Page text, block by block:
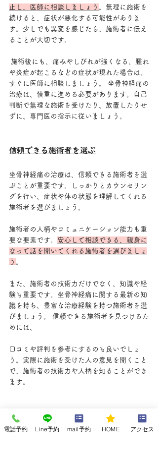
止し、医師に相談しましょう
。無理に施術を
続けると、症状が悪化する可能性がありま
す。少しでも異変を感じたら、施術者に伝え
ることが大切です。
や炎症が起こるなどの症状が現れた場合は、
すぐに医師に相談しましょう。 坐骨神経痛の
治療は、慎重に進める必要があります。自己
判断で無理な施術を受けたり、放置したりせ
ずに、専門医の指示に従いましょう。
信頼できる施術者を選ぶ
坐骨神経痛の治療は、信頼できる施術者を選
ぶことが重要です。しっかりとカウンセリン
グを行い、症状や体の状態を理解してくれる
施術者を選びましょう。
施術者の人柄やコミュニケーション能力も重
要な要素です。 安心して相談できる、親身に
なって話を聞いてくれる施術者を選びましょ
う
また、施術者の技術力だけでなく、知識や経
験も重要です。坐骨神経痛に関する最新の知
識を持ち、豊富な治療経験を持つ施術者を選
びましょう。 信頼できる施術者を見つけるた
めには、
口コミや評判を参考にするのも良いでしょ
う。実際に施術を受けた人の意見を聞くこと
で、施術者の技術力や人柄を知ることができ
ます。
電話予約 Line予約 mail予約 HOME アクセス